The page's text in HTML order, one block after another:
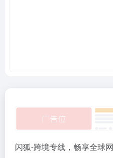
闪狐-跨境专线，畅享全球